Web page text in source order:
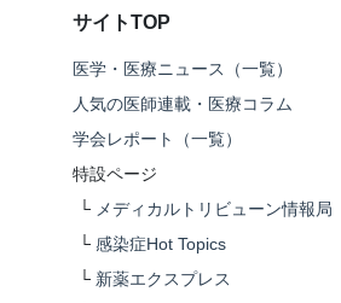
サイトTOP
医学・医療ニュース（一覧）
人気の医師連載・医療コラム
学会レポート（一覧）
特設ページ
└ メディカルトリビューン情報局
└ 感染症Hot Topics
└ 新薬エクスプレス